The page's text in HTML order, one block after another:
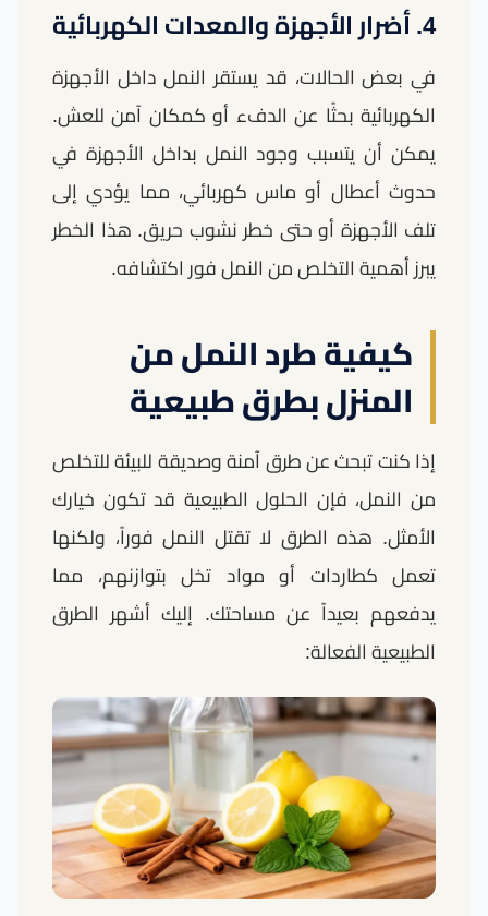
4. أضرار الأجهزة والمعدات الكهربائية
في بعض الحالات، قد يستقر النمل داخل الأجهزة
الكهربائية بحثًا عن الدفء أو كمكان آمن للعش.
يمكن أن يتسبب وجود النمل بداخل الأجهزة في
حدوث أعطال أو ماس كهربائي، مما يؤدي إلى
تلف الأجهزة أو حتى خطر نشوب حريق. هذا الخطر
يبرز أهمية التخلص من النمل فور اكتشافه.
كيفية طرد النمل من
المنزل بطرق طبيعية
إذا كنت تبحث عن طرق آمنة وصديقة للبيئة للتخلص
من النمل، فإن الحلول الطبيعية قد تكون خيارك
الأمثل. هذه الطرق لا تقتل النمل فوراً، ولكنها
تعمل كطاردات أو مواد تخل بتوازنهم، مما
يدفعهم بعيداً عن مساحتك. إليك أشهر الطرق
الطبيعية الفعالة: